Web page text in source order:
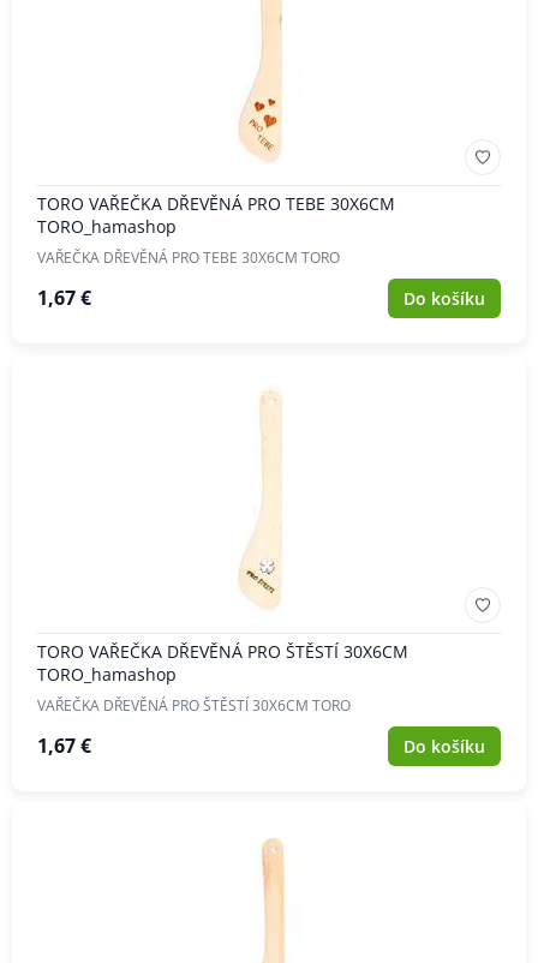
TORO VAŘEČKA DŘEVĚNÁ PRO TEBE 30X6CM
TORO_hamashop
VAŘEČKA DŘEVĚNÁ PRO TEBE 30X6CM TORO
1,67 € Do košíku
TORO VAŘEČKA DŘEVĚNÁ PRO ŠTĚSTÍ 30X6CM
TORO_hamashop
VAŘEČKA DŘEVĚNÁ PRO ŠTĚSTÍ 30X6CM TORO
1,67 € Do košíku